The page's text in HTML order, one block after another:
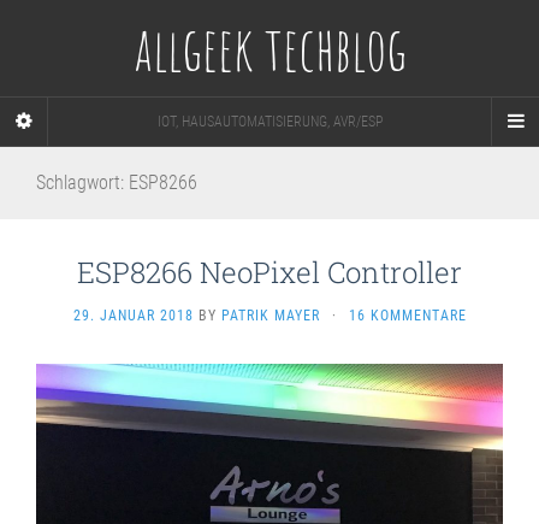
allgeek techblog
IOT, HAUSAUTOMATISIERUNG, AVR/ESP
Schlagwort: ESP8266
ESP8266 NeoPixel Controller
29. JANUAR 2018 BY PATRIK MAYER · 16 KOMMENTARE